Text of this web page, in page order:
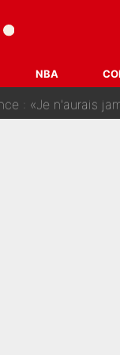
NBA
de son transfert
nouvelle
mercato bien
entourage : «Je